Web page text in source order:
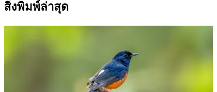
สิ่งพิมพ์ล่าสุด